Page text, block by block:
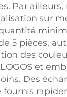
d'une
clients
des
sous 3
Par
sur
5 pièces,
des
et
Des
fournis